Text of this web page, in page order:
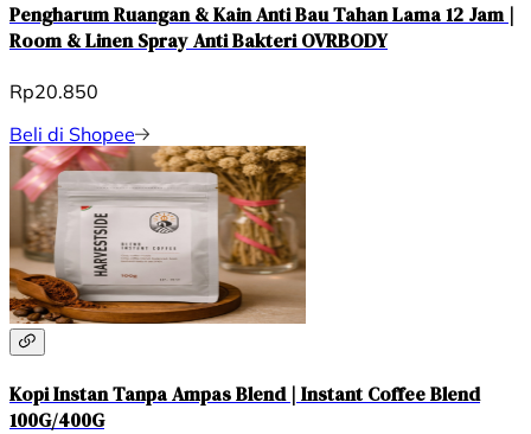
Pengharum Ruangan & Kain Anti Bau Tahan Lama 12 Jam |
Room & Linen Spray Anti Bakteri OVRBODY
Rp20.850
Beli di Shopee
Kopi Instan Tanpa Ampas Blend | Instant Coffee Blend
100G/400G